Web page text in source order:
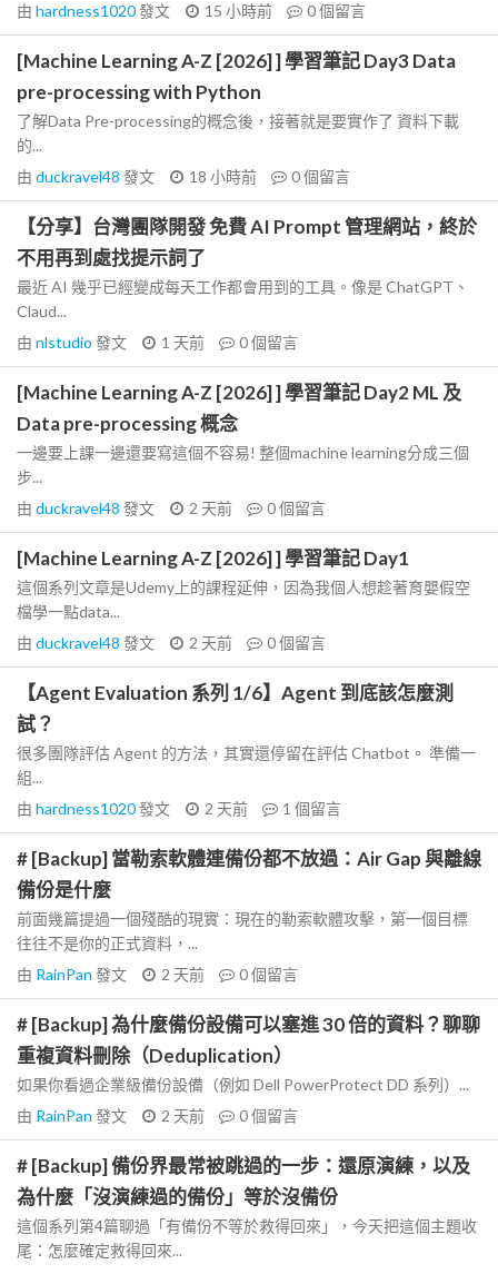
由 hardness1020發文 15 小時前 0個留言
[Machine Learning A-Z [2026] ] 學習筆記 Day3 Data
pre-processing with Python
了解Data Pre-processing的概念後，接著就是要實作了 資料下載
的...
由 duckravel48 發文 18 小時前 0個留言
【分享】台灣團隊開發 免費 AI Prompt 管理網站，終於
不用再到處找提示詞了
最近 AI 幾乎已經變成每天工作都會用到的工具。像是 ChatGPT、
Claud...
由 nlstudio 發文 1 天前 0個留言
[Machine Learning A-Z [2026] ] 學習筆記 Day2 ML 及
Data pre-processing 概念
一邊要上課一邊還要寫這個不容易! 整個machine learning分成三個
步...
由 duckravel48 發文 2 天前 0個留言
[Machine Learning A-Z [2026] ] 學習筆記 Day1
這個系列文章是Udemy上的課程延伸，因為我個人想趁著育嬰假空
檔學一點data...
由 duckravel48 發文 2 天前 0個留言
【Agent Evaluation 系列 1/6】Agent 到底該怎麼測
試？
很多團隊評估 Agent 的方法，其實還停留在評估 Chatbot。 準備一
組...
由 hardness1020發文 2 天前 1 個留言
# [Backup] 當勒索軟體連備份都不放過：Air Gap 與離線
備份是什麼
前面幾篇提過一個殘酷的現實：現在的勒索軟體攻擊，第一個目標
往往不是你的正式資料，...
由 RainPan 發文 2 天前 0個留言
# [Backup] 為什麼備份設備可以塞進 30 倍的資料？聊聊
重複資料刪除（Deduplication）
如果你看過企業級備份設備（例如 Dell PowerProtect DD 系列）...
由 RainPan 發文 2 天前 0個留言
# [Backup] 備份界最常被跳過的一步：還原演練，以及
為什麼「沒演練過的備份」等於沒備份
這個系列第4篇聊過「有備份不等於救得回來」，今天把這個主題收
尾：怎麼確定救得回來...